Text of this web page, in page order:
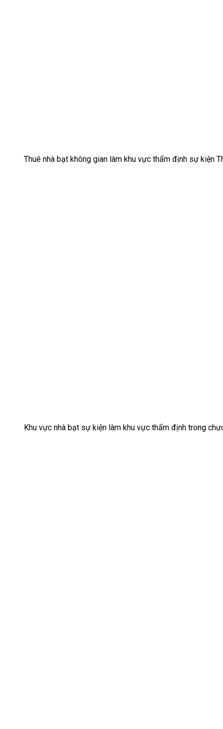
Thuê nhà bạt không gian làm khu vực thẩm định sự kiện
Khu vực nhà bạt sự kiện làm khu vực thẩm định trong